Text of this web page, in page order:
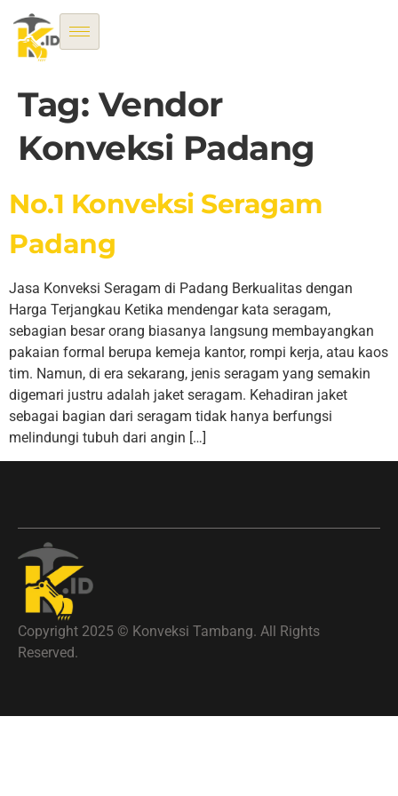
Tag:Vendor
Konveksi Padang
No.1 Konveksi Seragam
Padang
Jasa Konveksi Seragam di Padang Berkualitas dengan
Harga Terjangkau Ketika mendengar kata seragam,
sebagian besar orang biasanya langsung membayangkan
pakaian formal berupa kemeja kantor, rompi kerja, atau kaos
tim. Namun, di era sekarang, jenis seragam yang semakin
digemari justru adalah jaket seragam. Kehadiran jaket
sebagai bagian dari seragam tidak hanya berfungsi
melindungi tubuh dari angin […]
Copyright 2025 © Konveksi Tambang. All Rights
Reserved.